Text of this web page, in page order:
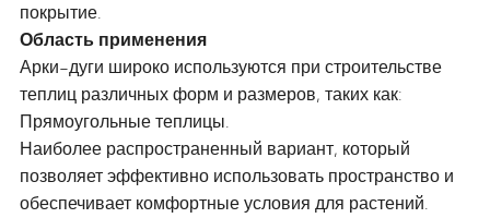
покрытие.
Область применения
Арки-дуги широко используются при строительстве
теплиц различных форм и размеров, таких как:
Прямоугольные теплицы.
Наиболее распространенный вариант, который
позволяет эффективно использовать пространство и
обеспечивает комфортные условия для растений.